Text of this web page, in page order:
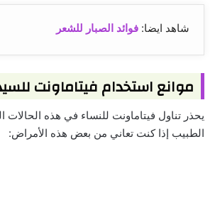
شاهد ايضا: فوائد الصبار للشعر
موانع استخدام فيتاماونت
يحذر تناول فيتاماونت للنساء في هذه الحالات
الطبيب إذا كنت تعاني من بعض هذه الأمراض: